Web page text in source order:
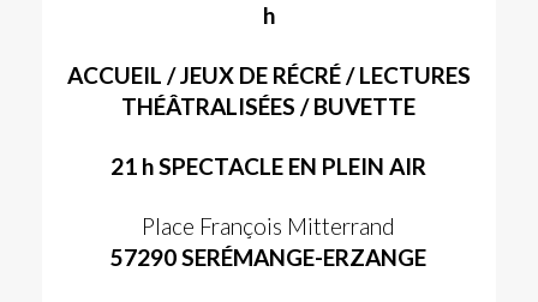
h
ACCUEIL / JEUX DE RÉCRÉ / LECTURES
THÉÂTRALISÉES / BUVETTE
21 h SPECTACLE EN PLEIN AIR
Place François Mitterrand
57290 SERÉMANGE-ERZANGE